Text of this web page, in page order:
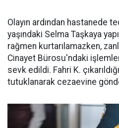
Olayın ardından hastanede
yaşındaki Selma Taşkaya
rağmen kurtarılamazken,
Cinayet Bürosu'ndaki
sevk edildi. Fahri K.
tutuklanarak cezaevine